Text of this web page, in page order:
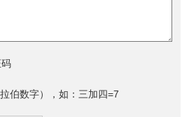
数字），如：三加四=7